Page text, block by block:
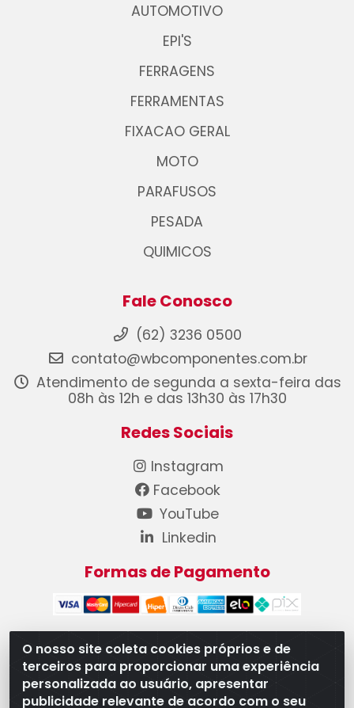
O nosso site coleta cookies próprios e de
terceiros para proporcionar uma experiência
personalizada ao usuário, apresentar
publicidade relevante de acordo com o seu
AUTOMOTIVO
EPI'S
FERRAGENS
FERRAMENTAS
FIXACAO GERAL
MOTO
PARAFUSOS
PESADA
QUIMICOS
Fale Conosco
(62) 3236 0500
contato@wbcomponentes.com.br
Atendimento de segunda a sexta-feira das
08h às 12h e das 13h30 às 17h30
Redes Sociais
Instagram
Facebook
YouTube
Linkedin
Formas de Pagamento
WB Componentes Automotivos LTDA - CNPJ
08.528.393/0001-12 - Rua do Níquel, 667 - Parque
Oeste Industrial, Goiânia/GO - CEP 74375-660